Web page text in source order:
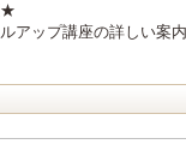
★
アップ講座の詳しい案